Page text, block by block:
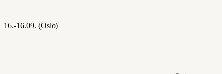
16.-16.09. (Oslo)